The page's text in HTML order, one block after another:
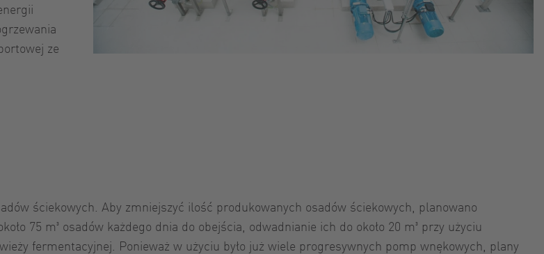
ze
ściekowych. Aby zmniejszyć ilość produkowanych osadów ściekowych, planowano
75 m³ osadów każdego dnia do obejścia, odwadnianie ich do około 20 m³ przy użyciu
fermentacyjnej. Ponieważ w użyciu było już wiele progresywnych pomp wnękowych, plany